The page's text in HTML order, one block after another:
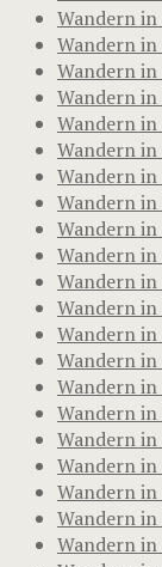
Wandern
Wandern in
Wandern in
Wandern
Wandern
Wandern
Wandern
Wandern
Wandern
Wandern
Wandern
Wandern
Wandern
Wandern
Wandern
Wandern
Wandern
Wandern
Wandern
Wandern
Wandern